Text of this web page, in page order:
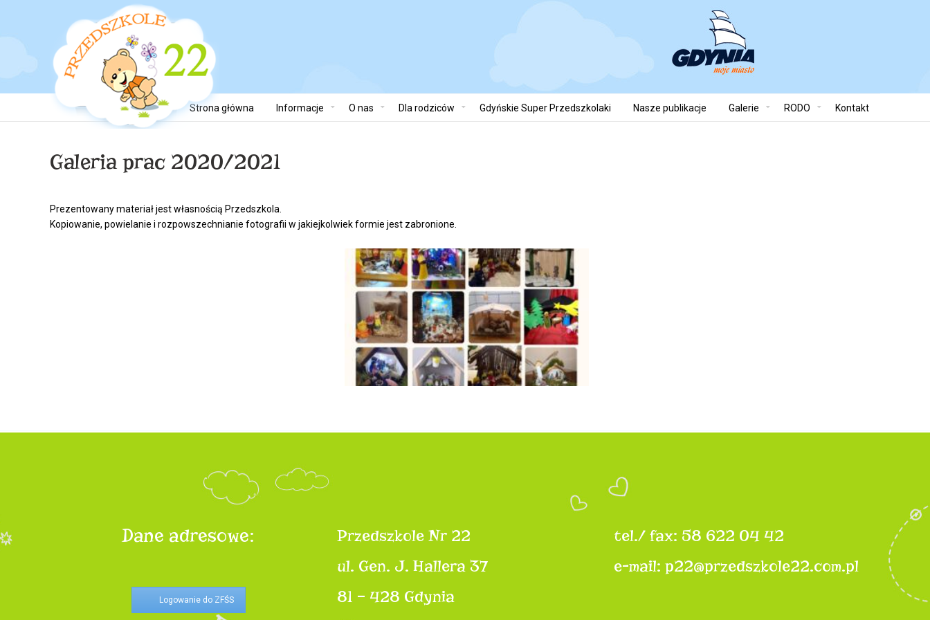
Kontakt
RODO
Galerie
Nasze publikacje
Gdyńskie Super Przedszkolaki
Dla rodziców
O nas
Informacje
Strona główna
Galeria prac 2020/2021
Prezentowany materiał jest własnością Przedszkola.
Kopiowanie, powielanie i rozpowszechnianie fotografii w jakiejkolwiek formie jest zabronione.
Dane adresowe:
Logowanie do ZFŚS
Przedszkole Nr 22
ul. Gen. J. Hallera 37
81 – 428 Gdynia
tel./ fax: 58 622 04 42
e-mail: p22@przedszkole22.com.pl